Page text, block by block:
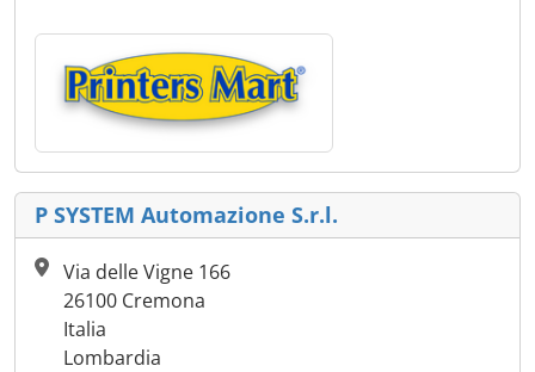
P SYSTEM Automazione S.r.l.
Via delle Vigne 166
26100 Cremona
Italia
Lombardia